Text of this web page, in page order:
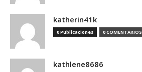
katherin41k
0 Publicaciones 0 COMENTARIOS
kathlene8686